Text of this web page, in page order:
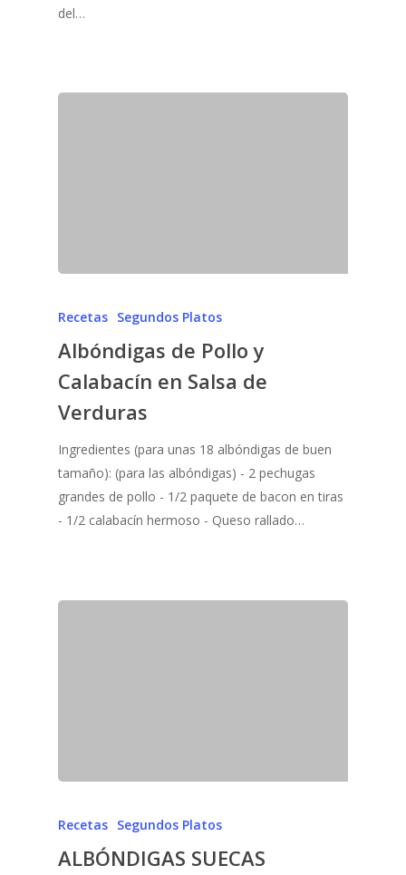
del…
Recetas Segundos Platos
Albóndigas de Pollo y
Calabacín en Salsa de
Verduras
Ingredientes (para unas 18 albóndigas de buen
tamaño): (para las albóndigas) - 2 pechugas
grandes de pollo - 1/2 paquete de bacon en tiras
- 1/2 calabacín hermoso - Queso rallado…
Recetas Segundos Platos
ALBÓNDIGAS SUECAS